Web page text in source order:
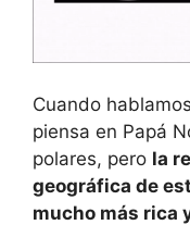
Cuando
piensa en Papá
polares, pero la
geográfica de
mucho más rica